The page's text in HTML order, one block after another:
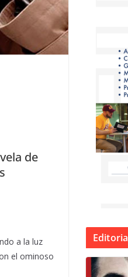
de
a la luz
el ominoso